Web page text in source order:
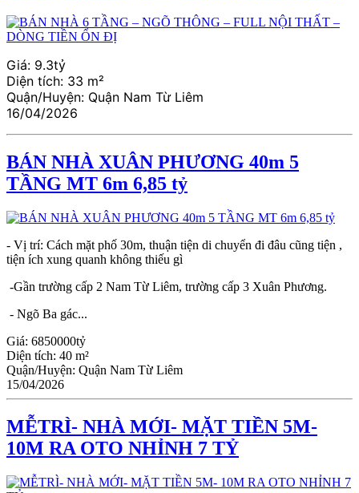
Giá: 9.3tỷ
Diện tích: 33 m²
Quận/Huyện: Quận Nam Từ Liêm
16/04/2026
BÁN NHÀ XUÂN PHƯƠNG 40m 5
TẦNG MT 6m 6,85 tỷ
- Vị trí: Cách mặt phố 30m, thuận tiện di chuyển đi đâu cũng tiện ,
tiện ích xung quanh không thiếu gì
-Gần trường cấp 2 Nam Từ Liêm, trường cấp 3 Xuân Phương.
- Ngõ Ba gác...
Giá: 6850000tỷ
Diện tích: 40 m²
Quận/Huyện: Quận Nam Từ Liêm
15/04/2026
MỄTRÌ- NHÀ MỚI- MẶT TIỀN 5M-
10M RA OTO NHỈNH 7 TỶ